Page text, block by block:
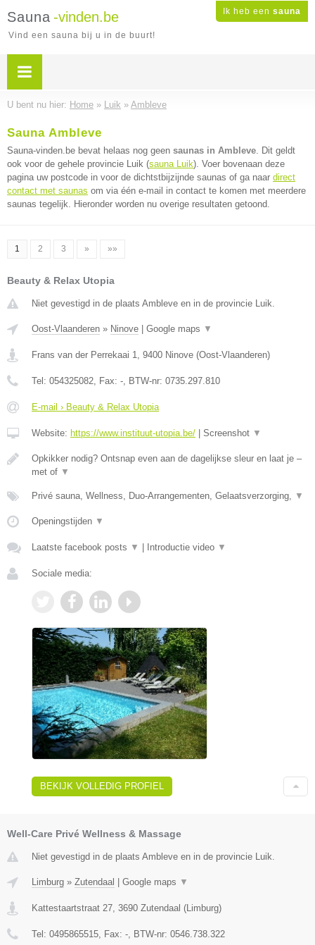
Ik heb een sauna
Sauna -vinden.be
Vind een sauna bij u in de buurt!
U bent nu hier: Home » Luik » Ambleve
Sauna Ambleve
Sauna-vinden.be bevat helaas nog geen saunas in Ambleve. Dit geldt
ook voor de gehele provincie Luik (sauna Luik). Voer bovenaan deze
pagina uw postcode in voor de dichtstbijzijnde saunas of ga naar direct
contact met saunas om via één e-mail in contact te komen met meerdere
saunas tegelijk. Hieronder worden nu overige resultaten getoond.
1 2 3 » »»
Beauty & Relax Utopia
Niet gevestigd in de plaats Ambleve en in de provincie Luik.
Oost-Vlaanderen » Ninove Google maps ▼
Frans van der Perrekaai 1, 9400 Ninove (Oost-Vlaanderen)
Tel: 054325082, Fax: -, BTW-nr: 0735.297.810
E-mail › Beauty & Relax Utopia
Website: https://www.instituut-utopia.be/ Screenshot ▼
Opkikker nodig? Ontsnap even aan de dagelijkse sleur en laat je –
met of ▼
Privé sauna, Wellness, Duo-Arrangementen, Gelaatsverzorging, ▼
Openingstijden ▼
Laatste facebook posts ▼ Introductie video ▼
Sociale media:
BEKIJK VOLLEDIG PROFIEL
Well-Care Privé Wellness & Massage
Niet gevestigd in de plaats Ambleve en in de provincie Luik.
Limburg » Zutendaal | Google maps ▼
Kattestaartstraat 27 3690 Zutendaal (Limburg)
Tel: 0495865515 , Fax: - , BTW-nr: 0546.738.322